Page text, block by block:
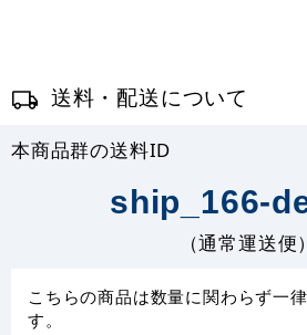
送料・配送について
本商品群の送料ID
ship_166-
（通常運送便）
こちらの商品は数量に関わらず一
す。